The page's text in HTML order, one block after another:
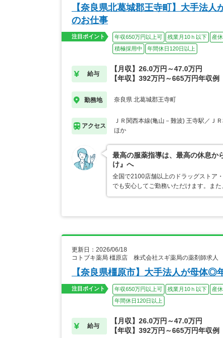
【奈良県北葛城郡王寺町】大手法
のお仕事
注目ポイント 年収650万円以上可 残業月10ｈ以下 産
積極採用中
年間休日120日以上
給与
【月収】26.0万円～47.0万円
【年収】392万円～665万円年収例
勤務地 奈良県 北葛城郡王寺町
アクセス
ＪＲ関西本線(亀山－難波) 王寺駅／Ｊ
ほか
最高の服薬指導は、最高の休息か
け』へ
全国で2100店舗以上のドラッグストア
でも安心してご勤務いただけます。ま
更新日：2026/06/18
コトブキ薬局 橿原店 株式会社スギ薬局の薬剤師求人
【奈良県橿原市】大手法人が母体◎
注目ポイント 年収650万円以上可 残業月10ｈ以下 産
年間休日120日以上
給与
【月収】26.0万円～47.0万円
【年収】392万円～665万円年収例